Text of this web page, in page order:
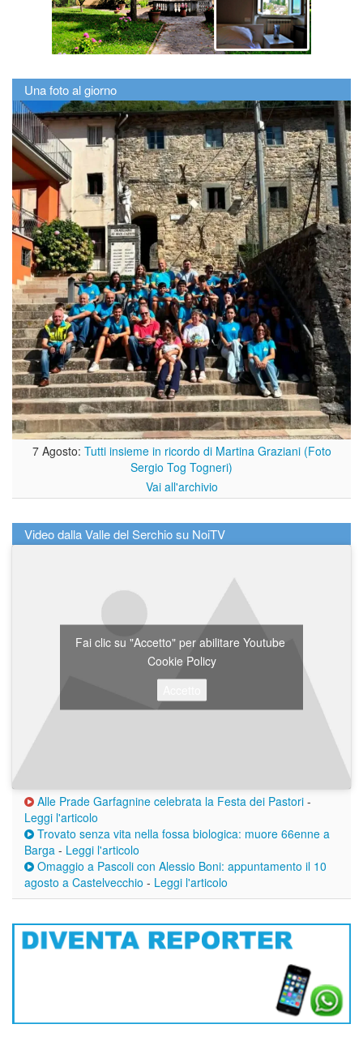
Una foto al giorno
7 Agosto: Tutti insieme in ricordo di Martina Graziani (Foto
Sergio Tog Togneri)
Vai all'archivio
Video dalla Valle del Serchio su NoiTV
Fai clic su "Accetto" per abilitare Youtube
Cookie Policy
Alle Prade Garfagnine celebrata la Festa dei Pastori -
Leggi l'articolo
Trovato senza vita nella fossa biologica: muore 66enne a
Barga - Leggi l'articolo
Omaggio a Pascoli con Alessio Boni: appuntamento il 10
agosto a Castelvecchio - Leggi l'articolo